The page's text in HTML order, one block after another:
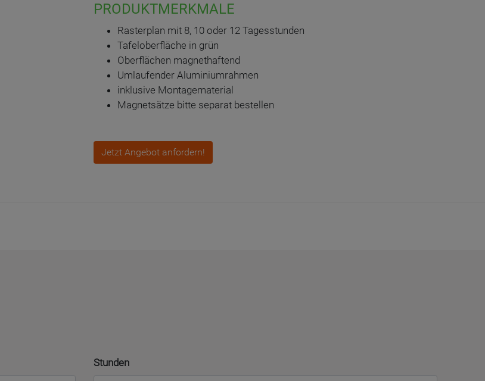
PRODUKTMERKMALE
Rasterplan mit 8, 10 oder 12 Tagesstunden
Tafeloberfläche in grün
Oberflächen magnethaftend
Umlaufender Aluminiumrahmen
inklusive Montagematerial
Magnetsätze bitte separat bestellen
Jetzt Angebot anfordern!
Stunden